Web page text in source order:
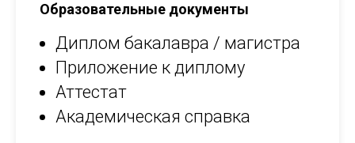
Образовательные документы
Диплом бакалавра / магистра
Приложение к диплому
Аттестат
Академическая справка